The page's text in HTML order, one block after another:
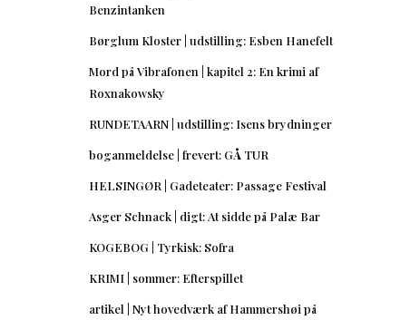
Benzintanken
Børglum Kloster | udstilling: Esben Hanefelt
Mord på Vibrafonen | kapitel 2: En krimi af
Roxnakowsky
RUNDETAARN | udstilling: Isens brydninger
boganmeldelse | frevert: GÅ TUR
HELSINGØR | Gadeteater: Passage Festival
Asger Schnack | digt: At sidde på Palæ Bar
KOGEBOG | Tyrkisk: Sofra
KRIMI | sommer: Efterspillet
artikel | Nyt hovedværk af Hammershøi på